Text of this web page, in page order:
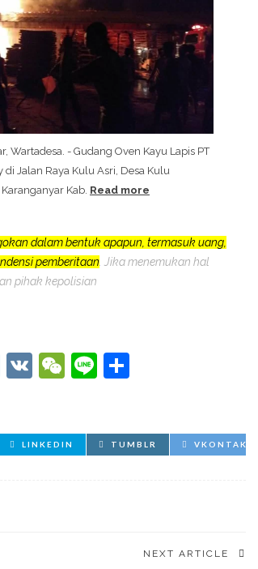
Wartadesa. - Gudang Oven Kayu Lapis PT
di Jalan Raya Kulu Asri, Desa Kulu
Kab. Read more
dalam bentuk apapun, termasuk uang,
pemberitaan . Jika menemukan hal
pihak kepolisian
Telegram
VK WeChat
Line
LINKEDIN TUMBLR VKONTAKTE
NEXT ARTICLE